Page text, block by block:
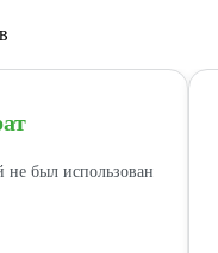
не был использован